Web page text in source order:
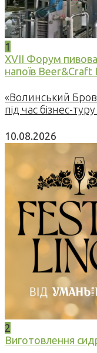
1
XVII Форум
напоїв Beer&Craft
«Волинський
під час бізнес-
10.08.2026
2
Виготовлення